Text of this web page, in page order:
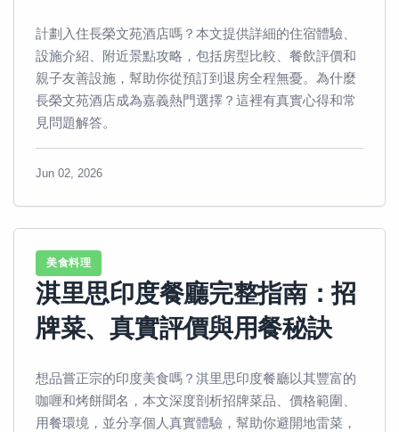
計劃入住長榮文苑酒店嗎？本文提供詳細的住宿體驗、
設施介紹、附近景點攻略，包括房型比較、餐飲評價和
親子友善設施，幫助你從預訂到退房全程無憂。為什麼
長榮文苑酒店成為嘉義熱門選擇？這裡有真實心得和常
見問題解答。
Jun 02, 2026
美食料理
淇里思印度餐廳完整指南：招
牌菜、真實評價與用餐秘訣
想品嘗正宗的印度美食嗎？淇里思印度餐廳以其豐富的
咖喱和烤餅聞名，本文深度剖析招牌菜品、價格範圍、
用餐環境，並分享個人真實體驗，幫助你避開地雷菜，